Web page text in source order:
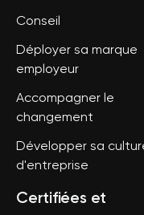
Conseil
Déployer sa marque
employeur
Accompagner le
changement
Développer sa
d'entreprise
Certifiées et